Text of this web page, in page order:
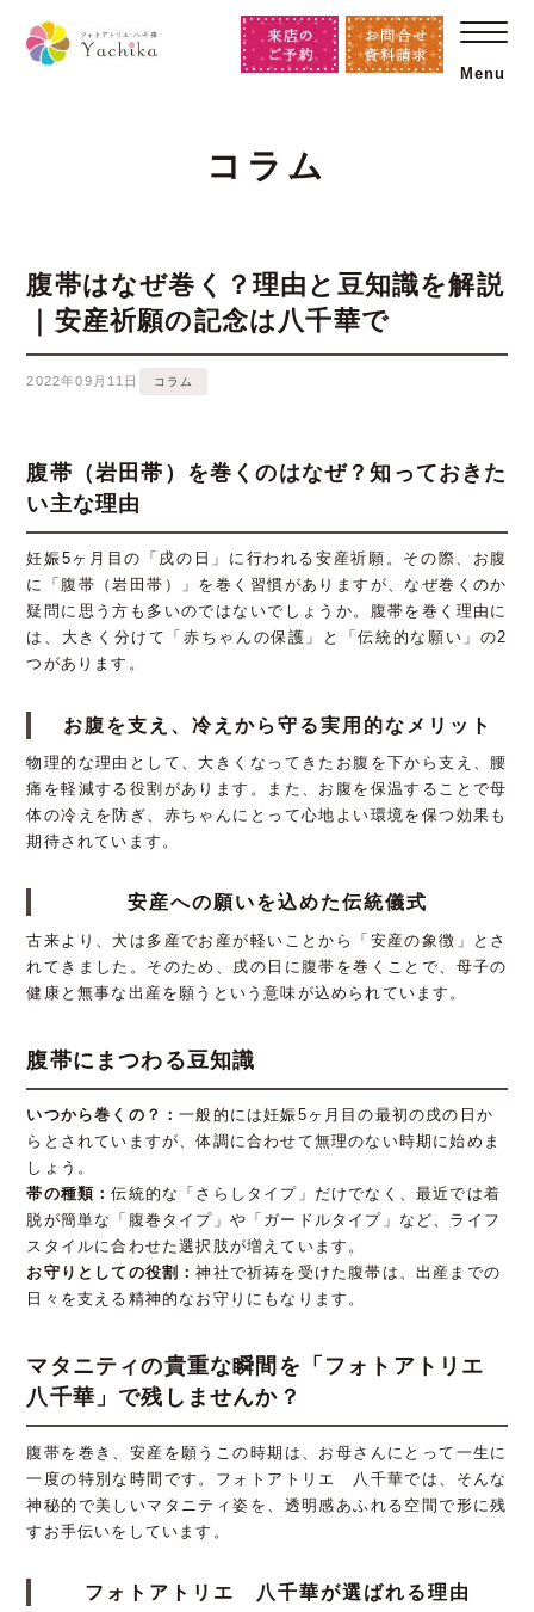
Menu
コラム
腹帯はなぜ巻く？理由と豆知識を解説
｜安産祈願の記念は八千華で
2022年09月11日 コラム
腹帯（岩田帯）を巻くのはなぜ？知っておきた
い主な理由
妊娠5ヶ月目の「戌の日」に行われる安産祈願。その際、お腹
に「腹帯（岩田帯）」を巻く習慣がありますが、なぜ巻くのか
疑問に思う方も多いのではないでしょうか。腹帯を巻く理由に
は、大きく分けて「赤ちゃんの保護」と「伝統的な願い」の2
つがあります。
お腹を支え、冷えから守る実用的なメリット
物理的な理由として、大きくなってきたお腹を下から支え、腰
痛を軽減する役割があります。また、お腹を保温することで母
体の冷えを防ぎ、赤ちゃんにとって心地よい環境を保つ効果も
期待されています。
安産への願いを込めた伝統儀式
古来より、犬は多産でお産が軽いことから「安産の象徴」とさ
れてきました。そのため、戌の日に腹帯を巻くことで、母子の
健康と無事な出産を願うという意味が込められています。
腹帯にまつわる豆知識
いつから巻くの？：一般的には妊娠5ヶ月目の最初の戌の日か
らとされていますが、体調に合わせて無理のない時期に始めま
しょう。
帯の種類：伝統的な「さらしタイプ」だけでなく、最近では着
脱が簡単な「腹巻タイプ」や「ガードルタイプ」など、ライフ
スタイルに合わせた選択肢が増えています。
お守りとしての役割：神社で祈祷を受けた腹帯は、出産までの
日々を支える精神的なお守りにもなります。
マタニティの貴重な瞬間を「フォトアトリエ
八千華」で残しませんか？
腹帯を巻き、安産を願うこの時期は、お母さんにとって一生に
一度の特別な時間です。フォトアトリエ 八千華では、そんな
神秘的で美しいマタニティ姿を、透明感あふれる空間で形に残
すお手伝いをしています。
フォトアトリエ 八千華が選ばれる理由